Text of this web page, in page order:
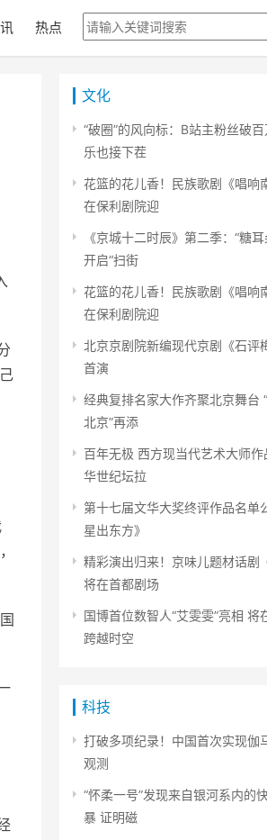
热点
文化
“破圈”的风向标：B站主粉丝破
乐也接下茬
花篮的花儿香！民族歌剧《唱响
在保利剧院迎
《京城十二时辰》第二季：“糖
开启“扫街
花篮的花儿香！民族歌剧《唱响
在保利剧院迎
北京京剧院新编现代京剧《石评
首演
经典复排名家大作齐聚北京舞台
北京”再添
百年无极 西方现当代艺术大师作
华世纪坛拉
第十七届文华大奖终评作品名单
星出东方》
精彩演出归来！京味儿题材话剧
将在首都剧场
国博首位数智人“艾雯雯”亮相 将
跨越时空
科技
打破多项纪录！中国首次实现伽
观测
“怀柔一号”发现来自银河系内的
暴 证明磁